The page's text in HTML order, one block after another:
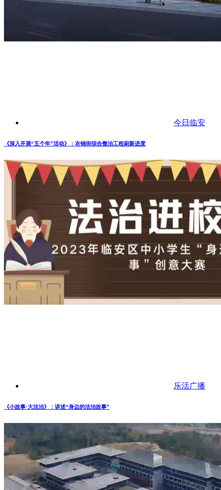
今日临安
《深入开展“五个年”活动》：衣锦街综合整治工程刷新进度
乐活广播
《小故事·大法治》：讲述“身边的法治故事”